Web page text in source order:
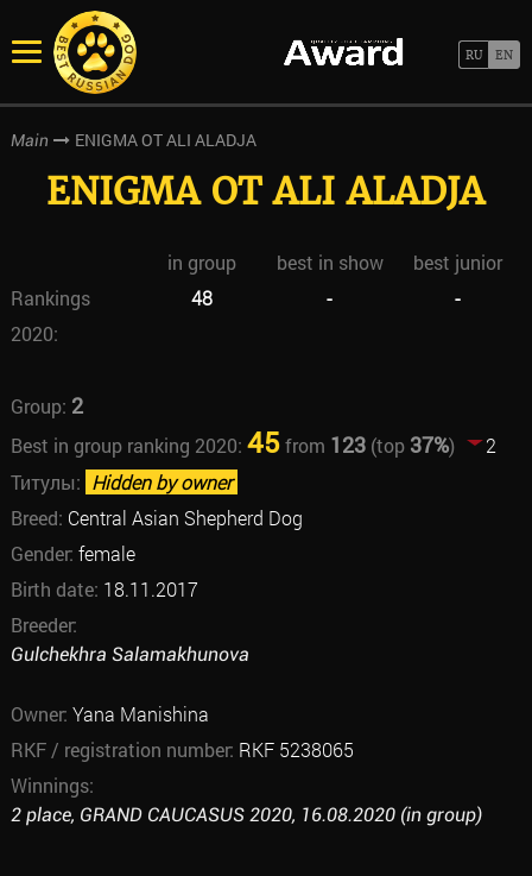
Main ENIGMA OT ALI ALADJA
ENIGMA OT ALI ALADJA
in group best in show
best junior
Rankings
2020:
48 - -
Group: 2
Best in group ranking 2020: 45from 123(top 37%)
2
Титулы: Hidden by owner
Breed: Central Asian Shepherd Dog
Gender: female
Birth date: 18.11.2017
Breeder:
Gulchekhra Salamakhunova
Owner: Yana Manishina
RKF / registration number: RKF 5238065
Winnings:
2 place, GRAND CAUCASUS 2020, 16.08.2020 (in group)